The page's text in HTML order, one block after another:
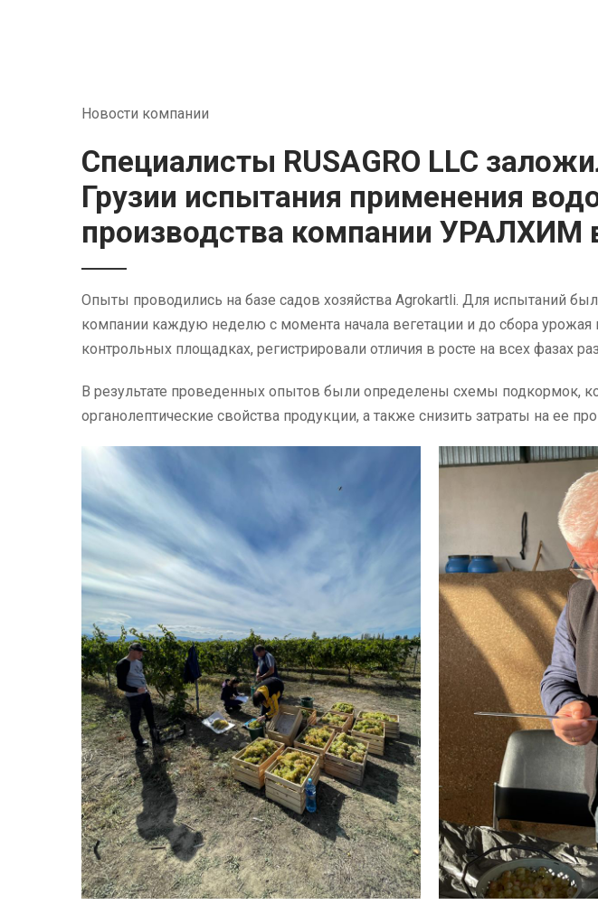
Новости компании
Специалисты RUSAGRO LLC
Грузии испытания применения
производства компании УРАЛХИМ
Опыты проводились на базе садов хозяйства Agrokartli. Для испытаний
компании каждую неделю с момента начала вегетации и до сбора
контрольных площадках, регистрировали отличия в росте на всех фазах
В результате проведенных опытов были определены схемы подкормок,
органолептические свойства продукции, а также снизить затраты на ее